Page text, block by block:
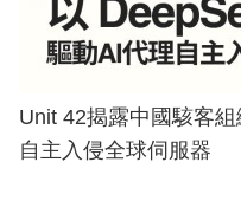
Unit 42揭露中國駭客
自主入侵全球伺服器